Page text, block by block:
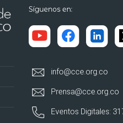
Síguenos en:
info@cce.org.co
Prensa@cce.org.co
Eventos Digitales: